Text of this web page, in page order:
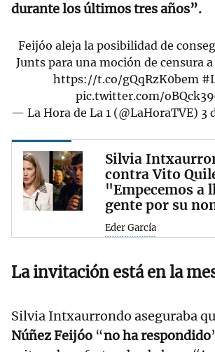
durante los últimos tres años”.
Feijóo aleja la posibilidad de
Junts para una moción de censura
https://t.co/gQqRzK0bem
pic.twitter.com/
— La Hora de La 1 (@LaHoraTVE) 3
Silvia
contra Vito
"Empecemos a
gente por su
Eder García
La invitación está en la
Silvia Intxaurrondo aseguraba
Núñez Feijóo “no ha respondido